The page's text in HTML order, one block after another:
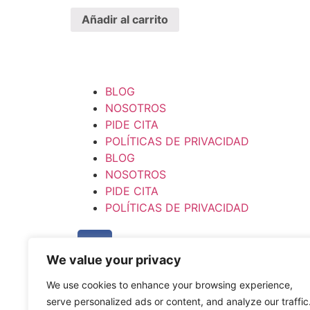
We value your privacy
We use cookies to enhance your browsing experience,
serve personalized ads or content, and analyze our
Añadir al carrito
BLOG
NOSOTROS
PIDE CITA
POLÍTICAS DE PRIVACIDAD
BLOG
NOSOTROS
PIDE CITA
POLÍTICAS DE PRIVACIDAD